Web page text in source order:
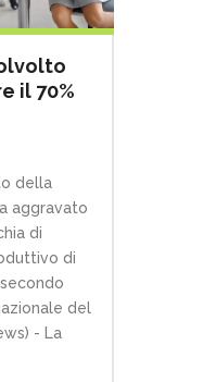
il 70%
della
aggravato
di
di
del
- La